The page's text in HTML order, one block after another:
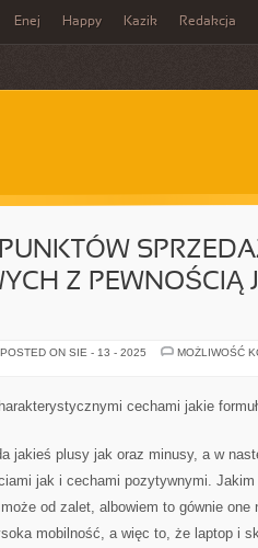
Enej Happy Kazik Redakcja
Z PEWNOŚCIĄ
POSTED ON SIE - 13 - 2025
MOŻLIWOŚĆ
cechami jakie
jakieś plusy jak oraz minusy, a w
jak i cechami pozytywnymi.
od zalet, albowiem to gównie
mobilność, a więc to, że laptop i